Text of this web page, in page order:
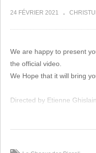
24 FÉVRIER 2021
We are happy to present
the official video.
We Hope that it will bring
Directed by Etienne
FREE DOWNLOAD the